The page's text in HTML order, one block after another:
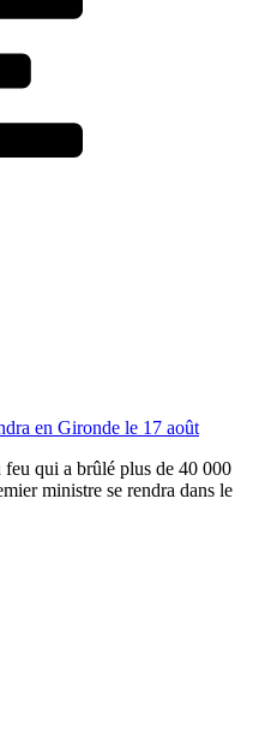
en Gironde le 17 août
qui a brûlé plus de 40 000
ministre se rendra dans le